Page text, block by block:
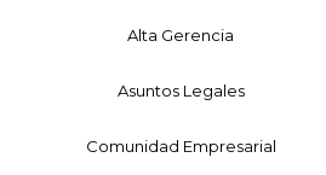
Alta Gerencia
Asuntos Legales
Comunidad Empresarial